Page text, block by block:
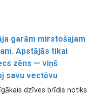
garām mirstošajam
Apstājās tikai
zēns — viņš
savu vectēvu
dzīves brīdis notiks